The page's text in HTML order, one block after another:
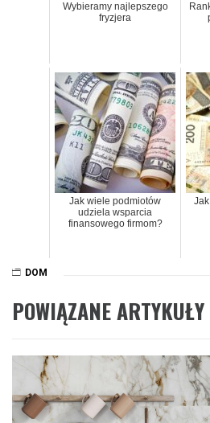
Wybieramy najlepszego
fryzjera
Jak wiele podmiotów
udziela wsparcia
finansowego firmom?
DOM
POWIĄZANE ARTYKUŁY